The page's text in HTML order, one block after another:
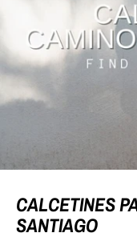
CALCETINES
SANTIAGO